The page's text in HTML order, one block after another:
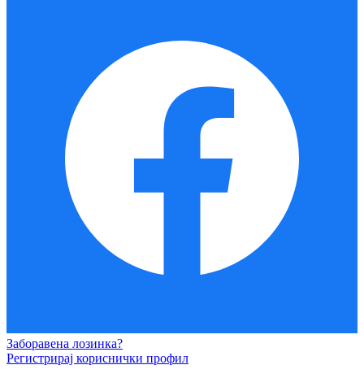
Заборавена лозинка?
Регистрирај кориснички профил